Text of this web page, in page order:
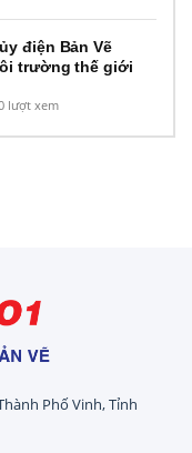
điện Bản Vẽ
trường thế giới
lượt xem
Phố Vinh, Tỉnh